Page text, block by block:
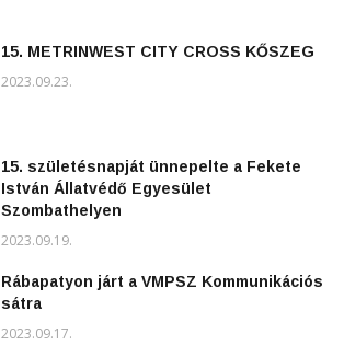
15. METRINWEST CITY CROSS KŐSZEG
2023.09.23.
15. születésnapját ünnepelte a Fekete
István Állatvédő Egyesület
Szombathelyen
2023.09.19.
Rábapatyon járt a VMPSZ Kommunikációs
sátra
2023.09.17.